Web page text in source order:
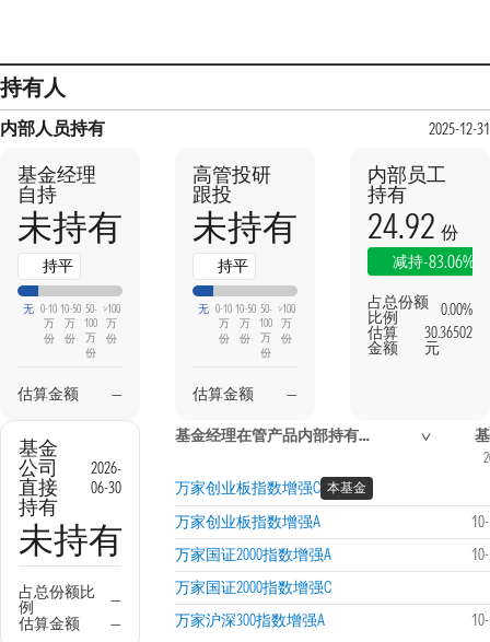
持有人
内部人员持有 2025-12-31
基金经理
自持
未持有
持平
无 0-10
万
份
10-50
万
份
50-
100
万
份
>100
万
份
估算金额 —
高管投研
跟投
未持有
持平
无 0-10
万
份
10-50
万
份
50-
100
万
份
>100
万
份
估算金额 —
内部员工
持有
24.92 份
减持-83.06%
占总份额
比例
0.00%
估算
金额
30.36502
元
基金
公司
直接
持有
2026-
06-30
未持有
占总份额比
例
—
估算金额
—
基金经理在管产品内部持有信息
万家创业板指数增强C 本基金
万家创业板指数增强A
万家国证2000指数增强A
万家国证2000指数增强C
万家沪深300指数增强A